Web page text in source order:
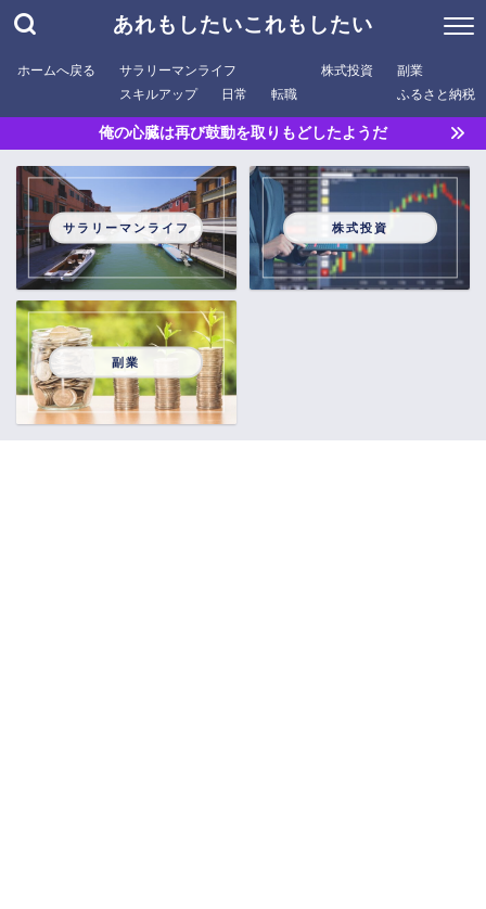
あれもしたいこれもしたい
ホームへ戻る
サラリーマンライフ
スキルアップ
日常 転職
株式投資
副業
ふるさと納税
俺の心臓は再び鼓動を取りもどしたようだ
サラリーマンライフ 株式投資
副業